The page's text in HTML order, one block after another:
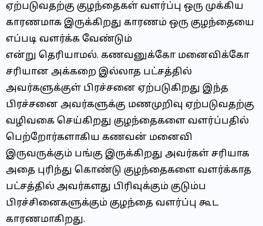
ஏற்படுவதற்கு குழந்தைகள் வளர்ப்பு ஒரு முக்கிய
காரணமாக இருக்கிறது காரணம் ஒரு குழந்தையை
எப்படி வளர்க்க வேண்டும்
என்று தெரியாமல். கணவனுக்கோ மனைவிக்கோ
சரியான அக்கறை இல்லாத பட்சத்தில்
அவர்களுக்குள் பிரச்சனை ஏற்படுகிறது இந்த
பிரச்சனை அவர்களுக்கு மணமுறிவு ஏற்படுவதற்கு
வழிவகை செய்கிறது குழந்தைகளை வளர்ப்பதில்
பெற்றோர்களாகிய கணவன் மனைவி
இருவருக்கும் பங்கு இருக்கிறது அவர்கள் சரியாக
அதை புரிந்து கொண்டு குழந்தைகளை வளர்க்காத
பட்சத்தில் அவர்களது பிரிவுக்கும் குடும்ப
பிரச்சினைகளுக்கும் குழந்தை வளர்ப்பு கூட
காரணமாகிறது.